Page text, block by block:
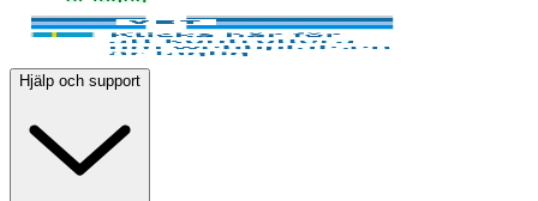
Hjälp och support